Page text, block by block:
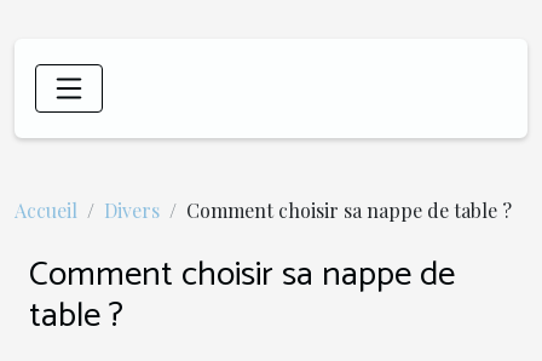
Accueil Divers Comment choisir sa nappe de table ?
Comment choisir sa nappe de
table ?